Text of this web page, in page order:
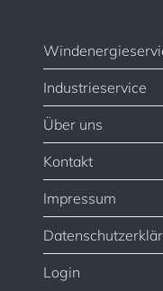
Industrieservice
Über uns
Kontakt
Impressum
Login